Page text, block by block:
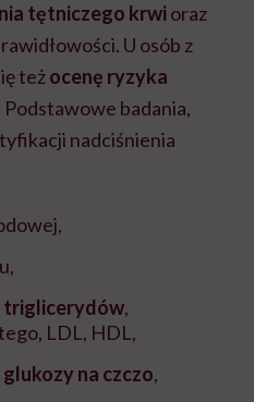
tętniczego krwi oraz
U osób z
teżocenę ryzyka
Podstawowe badania,
nadciśnienia
triglicerydów,
LDL, HDL,
na czczo,